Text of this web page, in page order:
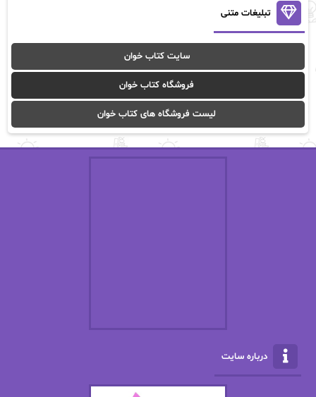
آنالیا
آوا موسوی آیدا (Aixi)
آیدا باقری آیسان صادقی
ا_اصغر زاده ا_اصغرزاده
اریک مورگنشترن از نیلوفر لاری
الناز محمدی
تبلیغات متنی
سایت کتاب خوان
فروشگاه کتاب خوان
لیست فروشگاه های کتاب خوان
درباره سایت